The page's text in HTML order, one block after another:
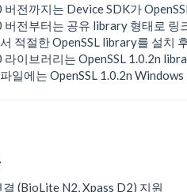
버전까지는 Device SDK가
버전부터는 공유 library 형태로 링
적절한 OpenSSL library를 설치
라이브러리는 OpenSSL 1.0.2n
일에는 OpenSSL 1.0.2n
(BioLite N2, Xpass D2) 지원